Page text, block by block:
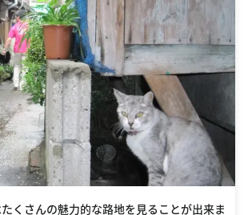
くさんの魅力的な路地を見ることが出来ま